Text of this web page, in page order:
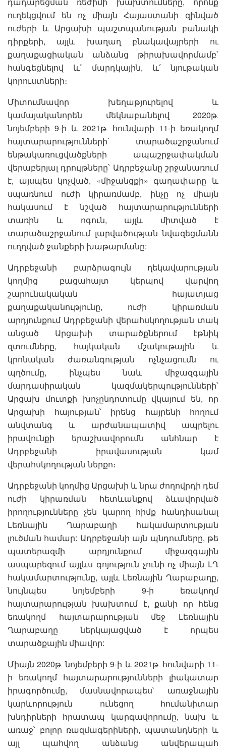
ուղեկցվում են ոչ միայն Հայաստանի զինված
ուժերի և Արցախի պաշտպանության բանակի
դիրքերի, այլև խաղաղ բնակավայրերի ու
քաղաքացիական անձանց թիրախավորմամբ՝
հանգեցնելով և՛ մարդկային, և՛ նյութական
կորուստների։
Միտումնավոր խեղաթյուրելով և
կամայականորեն մեկնաբանելով 2020թ․
նոյեմբերի 9-ի և 2021թ․ հունվարի 11-ի եռակողմ
հայտարարությունների՝ տարածաշրջանում
ենթակառուցվածքների ապաշրջափակման
վերաբերյալ դրույթները՝ Ադրբեջանը շրջանառում
է, այսպես կոչված, «միջանցքի» գաղափարը և
սպառնում ուժի կիրառմամբ, ինչը ոչ միայն
հակասում է նշված հայտարարությունների
տառին և ոգուն, այլև միտված է
տարածաշրջանում լարվածության նվազեցմանն
ուղղված ջանքերի խաթարմանը:
Ադրբեջանի բարձրագույն ղեկավարության
կողմից բացահայտ կերպով վարվող
շարունակական հայատյաց
քաղաքականությունը, ուժի կիրառման
արդյունքում Ադրբեջանի վերահսկողության տակ
անցած Արցախի տարածքներում էթնիկ
զտումները, հայկական մշակութային և
կրոնական ժառանգության ոչնչացումն ու
պղծումը, ինչպես նաև միջազգային
մարդասիրական կազմակերպությունների՝
Արցախ մուտքի խոչընդոտումը վկայում են, որ
Արցախի հայության՝ իրենց հայրենի հողում
անվտանգ և արժանապատիվ ապրելու
իրավունքի երաշխավորումն անհնար է
Ադրբեջանի իրավասության կամ
վերահսկողության ներքո։
Ադրբեջանի կողմից Արցախի և նրա ժողովրդի դեմ
ուժի կիրառման հետևանքով ձևավորված
իրողությունները չեն կարող հիմք հանդիսանալ
Լեռնային Ղարաբաղի հակամարտության
լուծման համար: Ադրբեջանի այն պնդումները, թե
պատերազմի արդյունքում միջազգային
ասպարեզում այլևս գոյություն չունի ոչ միայն ԼՂ
հակամարտությունը, այլև Լեռնային Ղարաբաղը,
նույնպես նոյեմբերի 9-ի եռակողմ
հայտարարության խախտում է, քանի որ հենց
եռակողմ հայտարարության մեջ Լեռնային
Ղարաբաղը ներկայացված է որպես
տարածքային միավոր:
Միայն 2020թ․ նոյեմբերի 9-ի և 2021թ․ հունվարի 11-
ի եռակողմ հայտարարությունների լիակատար
իրագործումը, մասնավորապես` առաջնային
կարևորություն ունեցող հումանիտար
խնդիրների հրատապ կարգավորումը, նախ և
առաջ՝ բոլոր ռազմագերիների, պատանդների և
այլ պահվող անձանց անվերապահ